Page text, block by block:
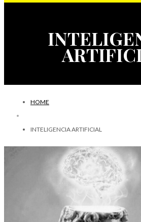
HOME
INTELIGENCIA ARTIFICIAL